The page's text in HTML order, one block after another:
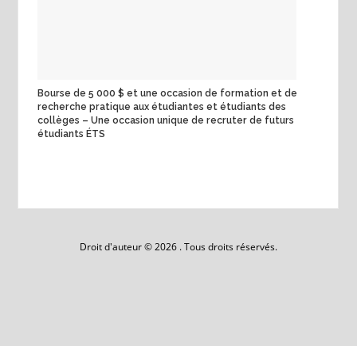
Bourse de 5 000 $ et une occasion de formation et de
recherche pratique aux étudiantes et étudiants des
collèges – Une occasion unique de recruter de futurs
étudiants ÉTS
Droit d'auteur © 2026 . Tous droits réservés.